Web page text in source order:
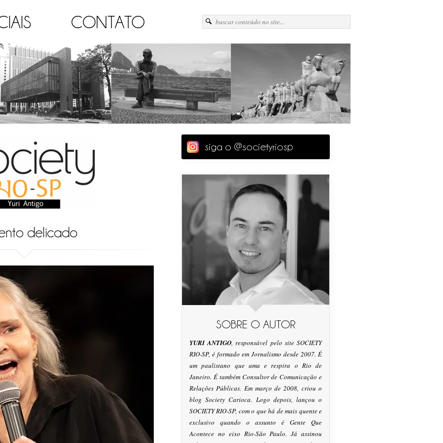
CONTATO
delicado
siga o @societyriosp
SOBRE O AUTOR
YURI ANTIGO, responsável pelo site SOCIETY
RIO-SP, é formado em Jornalismo desde 2007. É
um paulistano que ama e respira o Rio de
Janeiro. É também Consultor de Comunicação e
Relações Públicas. Em março de 2008, criou o
blog Society Carioca. Logo depois, lançou o
SOCIETY RIO-SP, com o que há de mais quente e
exclusivo quando o assunto é Gente Que
Acontece no eixo Rio-São Paulo. Já assinou